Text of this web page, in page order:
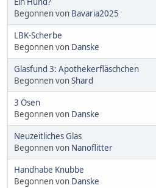
Begonnen von Bavaria2025
LBK-Scherbe
Begonnen von Danske
Glasfund 3: Apothekerfläschchen
Begonnen vonShard
3 Ösen
Begonnen von Danske
Neuzeitliches Glas
Begonnen von Nanoflitter
Handhabe Knubbe
Begonnen von Danske